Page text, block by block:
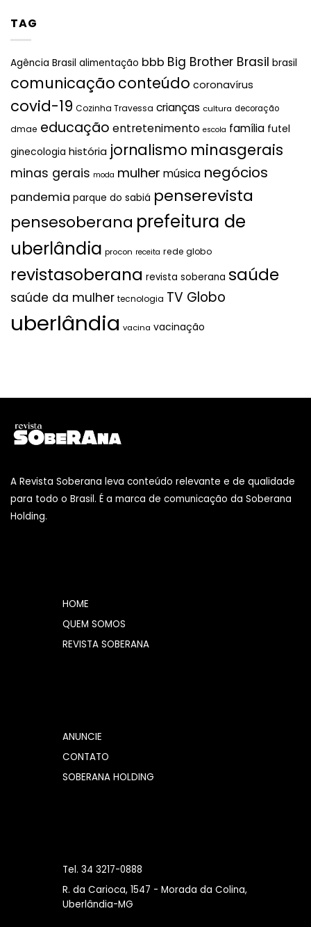
TAG
Agência Brasil alimentação bbb Big Brother Brasil brasil
comunicação conteúdo coronavírus
covid-19 Cozinha Travessa crianças cultura decoração
dmae educação entretenimento escola família futel
ginecologia história jornalismo minasgerais
minas gerais moda mulher música negócios
pandemia parque do sabiá penserevista
pensesoberana prefeitura de
uberlândia procon receita rede globo
revistasoberana revista soberana saúde
saúde da mulher tecnologia TV Globo
uberlândia vacina vacinação
A Revista Soberana leva conteúdo relevante e de qualidade
para todo o Brasil. É a marca de comunicação da Soberana
Holding.
HOME
QUEM SOMOS
REVISTA SOBERANA
ANUNCIE
CONTATO
SOBERANA HOLDING
Tel. 34 3217-0888
R. da Carioca, 1547 - Morada da Colina,
Uberlândia-MG